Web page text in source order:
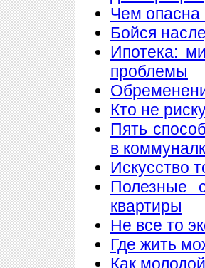
Чем опасна
Бойся
Ипотека:
проблемы
Кто не
Пять
в
Искусство
Полезные
квартиры
Не все то
Где жить
Как